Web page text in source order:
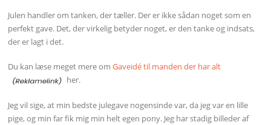
Julen handler om tanken, der tæller. Der er ikke sådan noget som en
perfekt gave. Det, der virkelig betyder noget, er den tanke og indsats,
der er lagt i det.
Du kan læse meget mere omGaveidé til manden der har alt
her.
Jeg vil sige, at min bedste julegave nogensinde var, da jeg var en lille
pige, og min far fik mig min helt egen pony. Jeg har stadig billeder af